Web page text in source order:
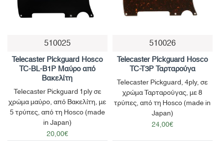
510025
Telecaster Pickguard Hosco
TC-BL-B1P Μαύρο από
Βακελίτη
Telecaster Pickguard 1ply σε
χρώμα μαύρο, από Βακελίτη, με
5 τρύπες, από τη Hosco (made
in Japan)
20,00€
510026
Telecaster Pickguard Hosco
TC-T3P Ταρταρούγα
Telecaster Pickguard, 4ply, σε
χρώμα Ταρταρούγας, με 8
τρύπες, από τη Hosco (made in
Japan)
24,00€